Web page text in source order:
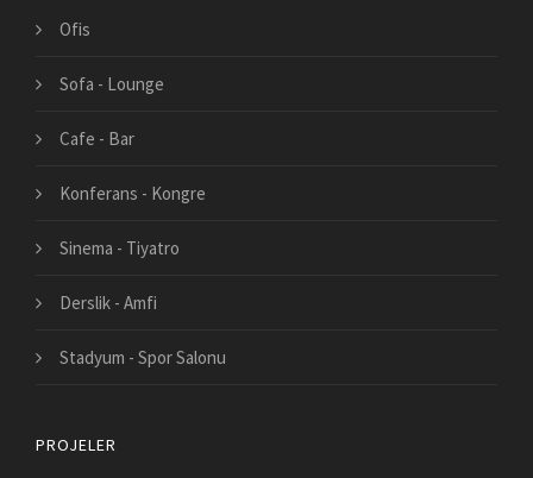
Ofis
Sofa - Lounge
Cafe - Bar
Konferans - Kongre
Sinema - Tiyatro
Derslik - Amfi
Stadyum - Spor Salonu
PROJELER